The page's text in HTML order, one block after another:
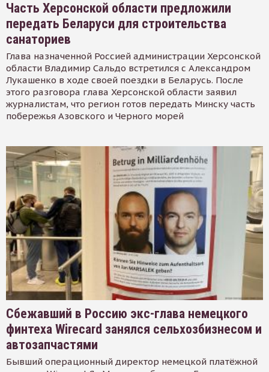
Часть Херсонской области предложили
передать Беларуси для строительства
санаториев
Глава назначенной Россией администрации Херсонской
области Владимир Сальдо встретился с Александром
Лукашенко в ходе своей поездки в Беларусь. После
этого разговора глава Херсонской области заявил
журналистам, что регион готов передать Минску часть
побережья Азовского и Черного морей
Сбежавший в Россию экс-глава немецкого
финтеха Wirecard занялся сельхозбизнесом и
автозапчастями
Бывший операционный директор немецкой платёжной